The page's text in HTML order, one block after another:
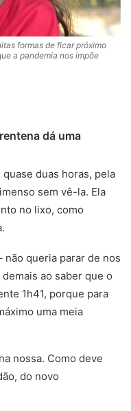
formas de ficar próximo
a pandemia nos impõe
dá uma
duas horas, pela
sem vê-la. Ela
no lixo, como
não queria parar de nos
ao saber que o
1h41, porque para
uma meia
nossa. Como deve
do novo